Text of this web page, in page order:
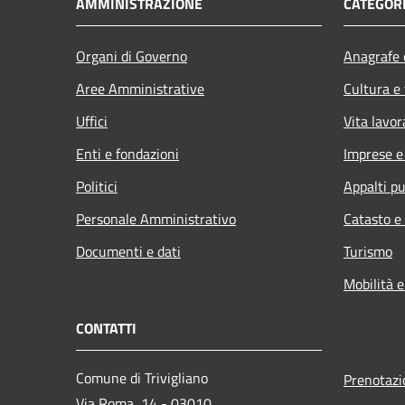
Organi di Governo
Aree Amministrative
Uffici
Enti e fondazioni
Politici
Personale Amministrativo
Documenti e dati
Cultura
Vita
Imprese
Appalti
Catasto
Turismo
Mobilità
CONTATTI
Comune di Trivigliano